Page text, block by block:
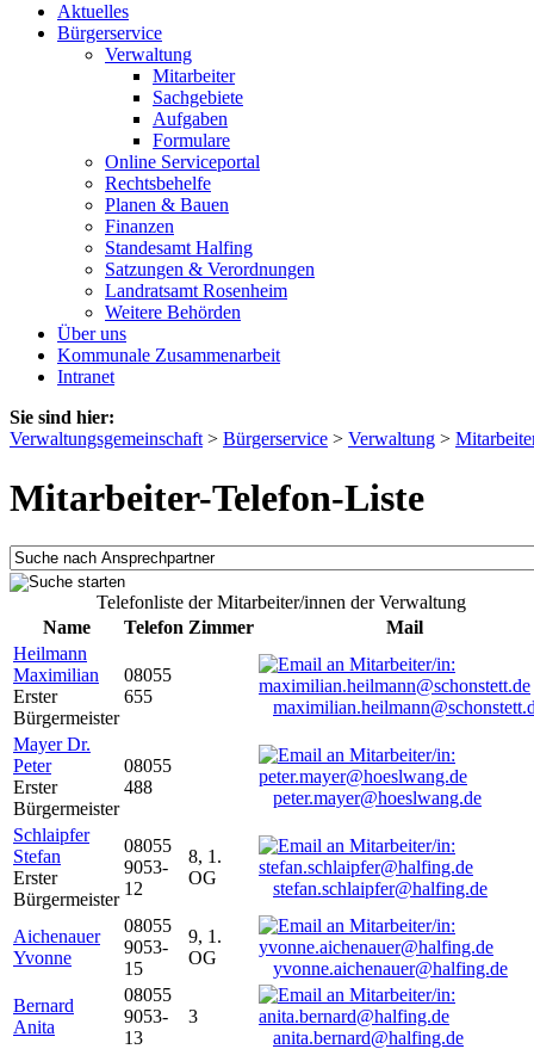
Aktuelles
Bürgerservice
Verwaltung
Mitarbeiter
Sachgebiete
Aufgaben
Formulare
Online Serviceportal
Rechtsbehelfe
Planen & Bauen
Finanzen
Standesamt Halfing
Satzungen & Verordnungen
Landratsamt Rosenheim
Weitere Behörden
Über uns
Kommunale Zusammenarbeit
Intranet
Sie sind hier:
Verwaltungsgemeinschaft > Bürgerservice > Verwaltung >
Mitarbeiter-Telefon-Liste
Telefonliste der Mitarbeiter/innen der Verwaltung
Name
Telefon Zimmer
Mail
Heilmann
Maximilian
Erster
Bürgermeister
08055
655
Mayer Dr.
Peter
Erster
Bürgermeister
08055
488
peter.mayer@hoeslwang.de
Schlaipfer
Stefan
Erster
Bürgermeister
08055
9053-
12
8, 1.
OG
stefan.schlaipfer@halfing.de
Aichenauer
Yvonne
08055
9053-
15
9, 1.
OG
yvonne.aichenauer@halfing.de
Bernard
Anita
08055
9053-
13
3
anita.bernard@halfing.de